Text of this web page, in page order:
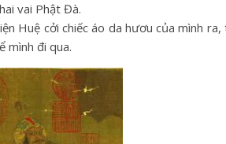
vai Phật Đà.
Huệ cởi chiếc áo da hươu của mình
mình đi qua.